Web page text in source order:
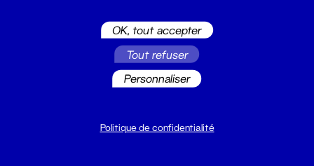
Du lundi au vendredi 14h → 18h
OK, tout accepter
Tout refuser
Personnaliser
Politique de confidentialité